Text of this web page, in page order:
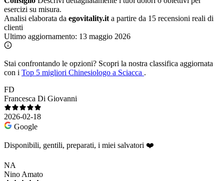
esercizi su misura.
Analisi elaborata da egovitality.it a partire da 15 recensioni reali di
clienti
Ultimo aggiornamento: 13 maggio 2026
Stai confrontando le opzioni? Scopri la nostra classifica aggiornata
con i Top 5 migliori Chinesiologo a Sciacca .
FD
Francesca Di Giovanni
2026-02-18
Google
Disponibili, gentili, preparati, i miei salvatori ❤️
NA
Nino Amato